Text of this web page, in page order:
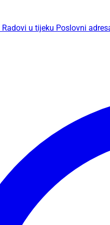
Radovi u tijeku Poslovni